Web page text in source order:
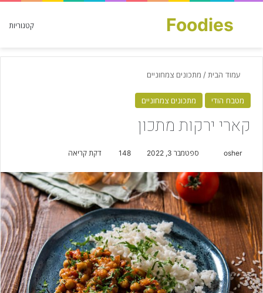
קטגוריות Foodies
חפש עבור
עמוד הבית / מתכונים צמחוניים
מטבח הודי מתכונים צמחוניים
קארי ירקות מתכון
osher
d
n
e
m
a
i
ספטמבר 3, 2022 148 דקת קריאה